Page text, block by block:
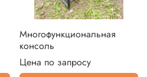
Многофункциональная
консоль
Цена по запросу